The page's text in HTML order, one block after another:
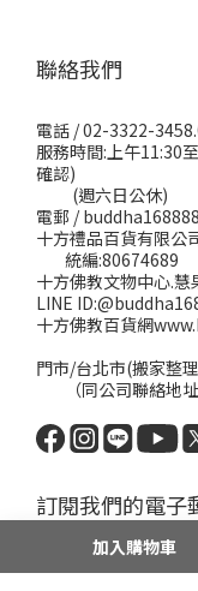
加入購物車
聯絡我們
電話 / 02-3322-
服務時間:上午11:30
確認)
(週六日公休)
電郵 /
十方禮品百貨有限公
統編:80674689
十方佛教文物中心.慧
LINE
十方佛教百貨網
門市/台北市(搬家整
（同公司聯絡地址
訂閱我們的電子
將收到新品發表及優